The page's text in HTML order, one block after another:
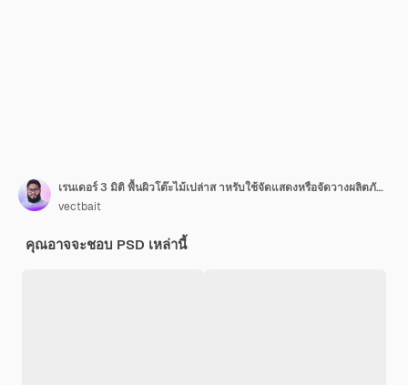
เรนเดอร์ 3 มิติ พื้นผิวโต๊ะไม้เปล่าส าหรับใช้จัดแสดงหรือจัดวางผลิตภัณฑ์ส าหรับโฆษณา
vectbait
คุณอาจจะชอบ PSD เหล่านี้